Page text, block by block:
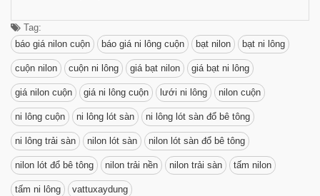
Tag:
báo giá nilon cuộn
báo giá ni lông cuộn bạt nilon bạt ni lông
cuộn nilon cuộn ni lông giá bạt nilon giá bạt ni lông
giá nilon cuộn giá ni lông cuộn lưới ni lông nilon cuộn
ni lông cuộn ni lông lót sàn ni lông lót sàn đổ bê tông
ni lông trải sàn nilon lót sàn nilon lót sàn đổ bê tông
nilon lót đổ bê tông nilon trải nền nilon trải sàn tấm nilon
tấm ni lông vattuxaydung